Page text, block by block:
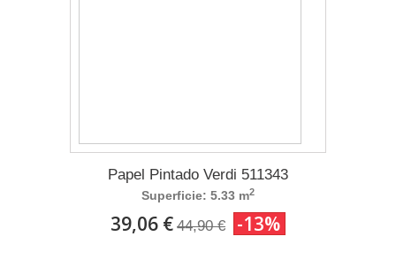
Papel Pintado Verdi 511343
Superficie: 5.33 m2
39,06 € 44,90 € -13%